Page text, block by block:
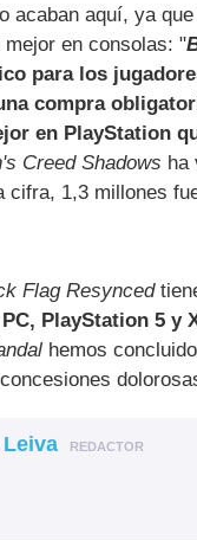
acaban aquí, ya
en consolas: "
para los
compra
en PlayStation
Creed Shadows ha
cifra, 1,3 millones
Flag Resynced
PlayStation 5 y
hemos
REDACTOR